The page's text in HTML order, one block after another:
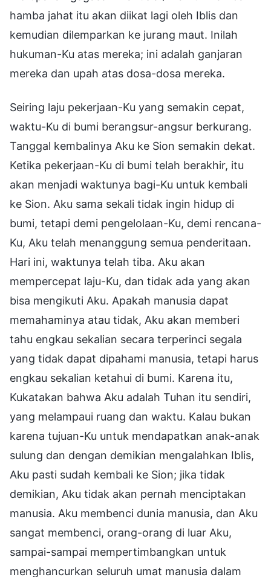
hamba jahat itu akan diikat lagi oleh Iblis dan
kemudian dilemparkan ke jurang maut. Inilah
hukuman-Ku atas mereka; ini adalah ganjaran
mereka dan upah atas dosa-dosa mereka.
Seiring laju pekerjaan-Ku yang semakin cepat,
waktu-Ku di bumi berangsur-angsur berkurang.
Tanggal kembalinya Aku ke Sion semakin dekat.
Ketika pekerjaan-Ku di bumi telah berakhir, itu
akan menjadi waktunya bagi-Ku untuk kembali
ke Sion. Aku sama sekali tidak ingin hidup di
bumi, tetapi demi pengelolaan-Ku, demi rencana-
Ku, Aku telah menanggung semua penderitaan.
Hari ini, waktunya telah tiba. Aku akan
mempercepat laju-Ku, dan tidak ada yang akan
bisa mengikuti Aku. Apakah manusia dapat
memahaminya atau tidak, Aku akan memberi
tahu engkau sekalian secara terperinci segala
yang tidak dapat dipahami manusia, tetapi harus
engkau sekalian ketahui di bumi. Karena itu,
Kukatakan bahwa Aku adalah Tuhan itu sendiri,
yang melampaui ruang dan waktu. Kalau bukan
karena tujuan-Ku untuk mendapatkan anak-anak
sulung dan dengan demikian mengalahkan Iblis,
Aku pasti sudah kembali ke Sion; jika tidak
demikian, Aku tidak akan pernah menciptakan
manusia. Aku membenci dunia manusia, dan Aku
sangat membenci, orang-orang di luar Aku,
sampai-sampai mempertimbangkan untuk
menghancurkan seluruh umat manusia dalam